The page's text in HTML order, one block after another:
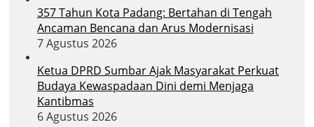
357 Tahun Kota Padang: Bertahan di Tengah
Ancaman Bencana dan Arus Modernisasi
7 Agustus 2026
Ketua DPRD Sumbar Ajak Masyarakat Perkuat
Budaya Kewaspadaan Dini demi Menjaga
Kantibmas
6 Agustus 2026